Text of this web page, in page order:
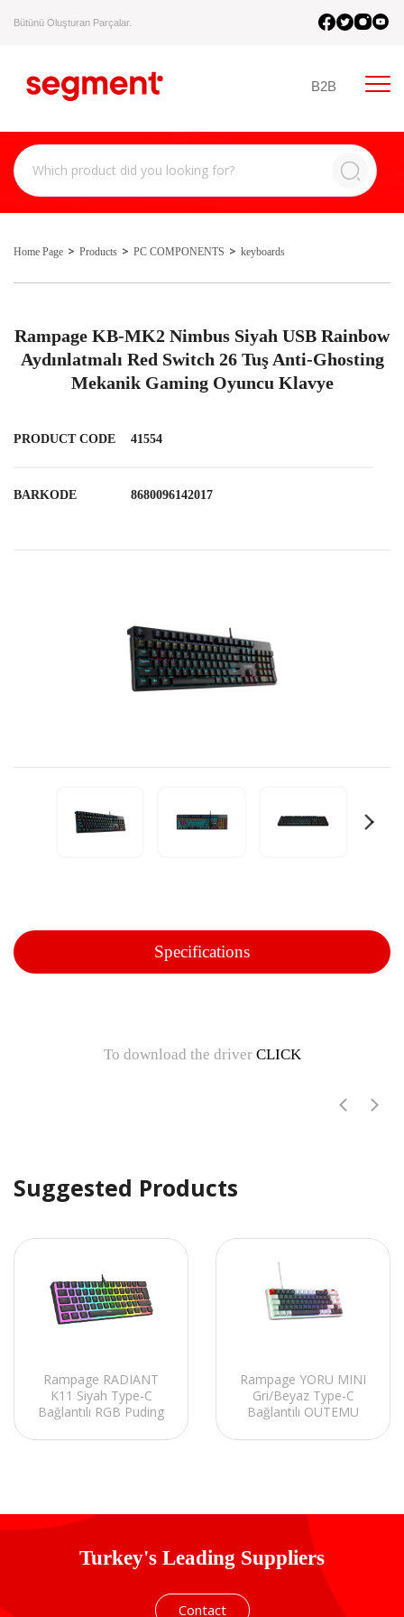
Bütünü Oluşturan Parçalar.
B2B
Home Page Products PC COMPONENTS keyboards
Rampage KB-MK2 Nimbus Siyah USB Rainbow
Aydınlatmalı Red Switch 26 Tuş Anti-Ghosting
Mekanik Gaming Oyuncu Klavye
PRODUCT CODE 41554
BARKODE 8680096142017
Specifications
To download the driver CLICK
Suggested Products
Rampage RADIANT
K11 Siyah Type-C
Bağlantılı RGB Puding
Gaming Oyuncu Klavye
Rampage YORU MINI
Gri/Beyaz Type-C
Bağlantılı OUTEMU
Gaming Oyuncu Klavye
Turkey's Leading Suppliers
Contact